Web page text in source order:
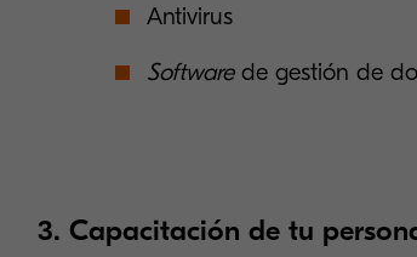
Antivirus
Softwarede gestión de
3. Capacitación de tu